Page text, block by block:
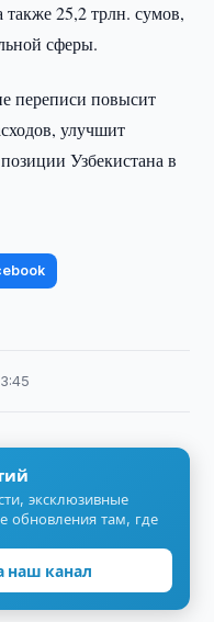
25,2 трлн. сумов,
сферы.
переписи повысит
улучшит
Узбекистана в
эксклюзивные
обновления там, где
наш канал